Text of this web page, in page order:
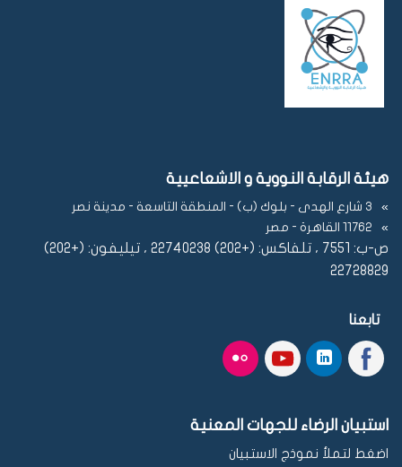
هيئة الرقابة النووية و الاشعاعيية
3 شارع الهدى - بلوك (ب) - المنطقة التاسعة - مدينة نصر
11762 القاهرة - مصر
ص-ب: 7551 ، تلفاكس: (+202) 22740238 ، تيليفون: (+202)
22728829
تابعنا
استبيان الرضاء للجهات المعنية
اضغط لتملأ نموذج الاستبيان